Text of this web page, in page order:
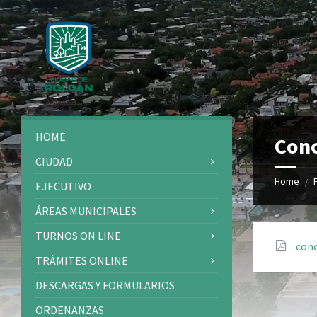
Skip
to
content
Skip
to
left
sidebar
Skip
to
right
sidebar
Skip
to
footer
Home /
HOME
CIUDAD
EJECUTIVO
ÁREAS MUNICIPALES
TURNOS ON LINE
TRÁMITES ONLINE
DESCARGAS Y FORMULARIOS
ORDENANZAS